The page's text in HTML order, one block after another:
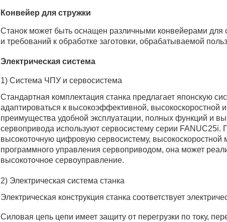
Конвейер для стружки
Станок может быть оснащен различными конвейерами для
и требований к обработке заготовки, обрабатываемой
Электрическая система
1) Система ЧПУ и сервосистема
Стандартная комплектация станка предлагает японскую
адаптироваться к высокоэффективной, высокоскоростной
преимущества удобной эксплуатации, полных функций и
сервопривода используют сервосистему серии FANUC25i.
высокоточную цифровую сервосистему,
программного управления сервоприводом, она может
высокоточное сервоуправление.
2) Электрическая система станка
Электрическая конструкция станка соответствует
Силовая цепь цепи имеет защиту от перегрузки по току,